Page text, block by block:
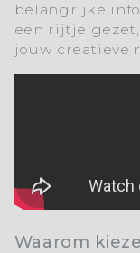
belangrijke
een rijtje
jouw creatieve
Waarom